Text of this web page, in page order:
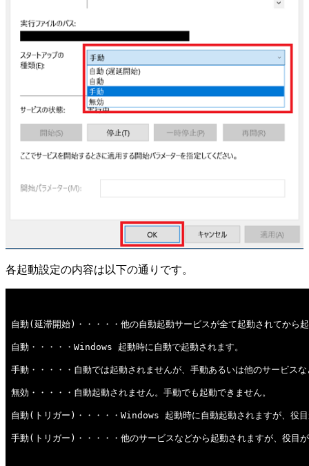
各起動設定の内容は以下の通りです。
自動(延滞開始)・・・・・他の自動起動サービスが全て起動されてから
自動・・・・・Windows 起動時に自動で起動されます。
手動・・・・・自動では起動されませんが、手動あるいは他のサービス
無効・・・・・自動起動されません。手動でも起動できません。
自動(トリガー)・・・・・Windows 起動時に自動起動されますが、役
手動(トリガー)・・・・・他のサービスなどから起動されますが、役目